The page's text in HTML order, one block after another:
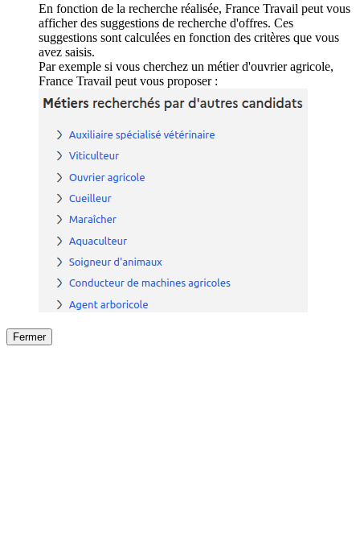
En fonction de la recherche réalisée, France Travail peut vous
afficher des suggestions de recherche d'offres. Ces
suggestions sont calculées en fonction des critères que vous
avez saisis.
Par exemple si vous cherchez un métier d'ouvrier agricole,
France Travail peut vous proposer :
Fermer